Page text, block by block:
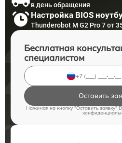
в день обращения
Настройка BIOS
Thunderobot M G2 Pro 7 от
Бесплатная
специалистом
Оставить
Нажимая на кнопку "Оставить заявку"